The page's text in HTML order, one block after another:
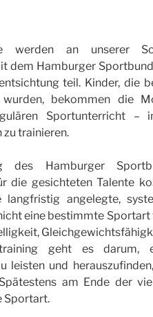
werden an unserer
dem Hamburger
teil. Kinder, die
bekommen die
Sportunterricht –
zu trainieren.
des Hamburger
die gesichteten Talente
langfristig angelegte,
eine bestimmte
geht es darum,
leisten und
am Ende der
Sportart.